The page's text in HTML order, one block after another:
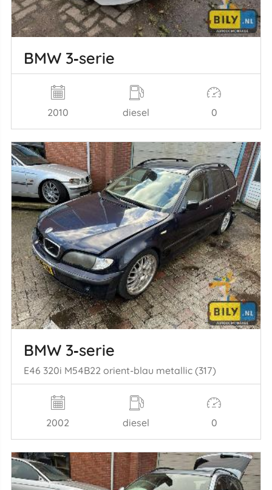
BMW 3‑serie
2010 diesel 0
BMW 3‑serie
E46 320i M54B22 orient-blau metallic (317)
2002 diesel 0